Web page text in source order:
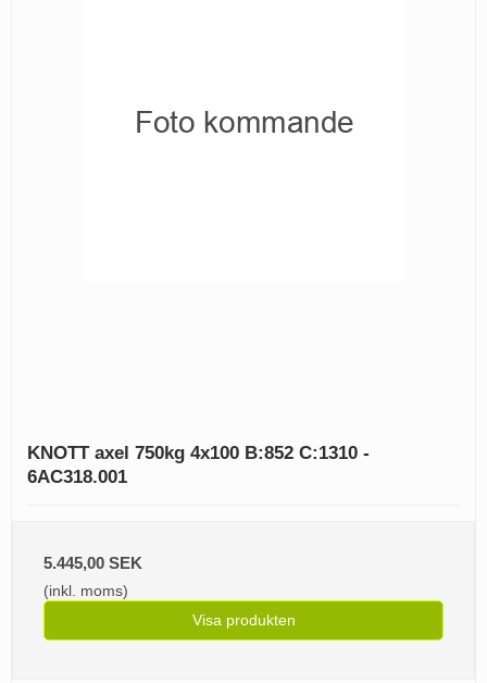
KNOTT axel 750kg 4x100 B:852 C:1310 -
6AC318.001
5.445,00 SEK
(inkl. moms)
Visa produkten